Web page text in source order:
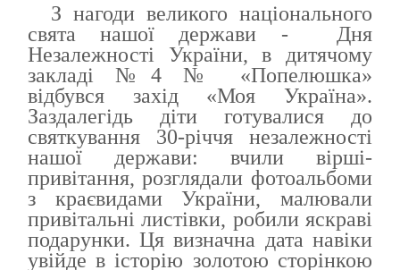
З нагоди великого національного
свята нашої держави - Дня
Незалежності України, в дитячому
закладі №4 № «Попелюшка»
відбувся захід «Моя Україна».
Заздалегідь діти готувалися до
святкування 30-річчя незалежності
нашої держави: вчили вірші-
привітання, розглядали фотоальбоми
з краєвидами України, малювали
привітальні листівки, робили яскраві
подарунки. Ця визначна дата навіки
увійде в історію золотою сторінкою